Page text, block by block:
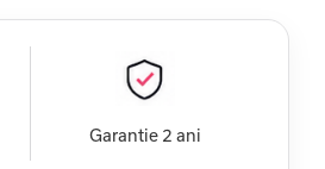
Garantie 2 ani